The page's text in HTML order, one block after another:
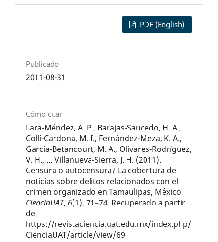
PDF (English)
Publicado
2011-08-31
Cómo citar
Lara-Méndez, A. P., Barajas-Saucedo, H. A.,
Collí-Cardona, M. I., Fernández-Meza, K. A.,
García-Betancourt, M. A., Olivares-Rodríguez,
V. H., … Villanueva-Sierra, J. H. (2011).
Censura o autocensura? La cobertura de
noticias sobre delitos relacionados con el
crimen organizado en Tamaulipas, México.
CienciaUAT, 6(1), 71–74. Recuperado a partir
de
https://revistaciencia.uat.edu.mx/index.php/
CienciaUAT/article/view/69